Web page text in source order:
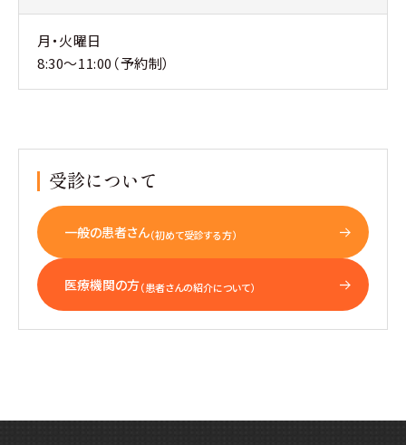
月・火曜日
8:30～11:00（予約制）
受診について
一般の患者さん（初めて受診する方）
医療機関の方（患者さんの紹介について）